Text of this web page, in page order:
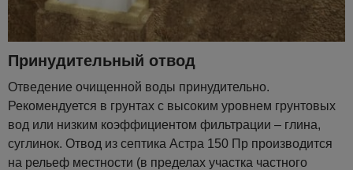
Принудительный отвод
Отведение очищенной воды принудительно.
Рекомендуется в грунтах с высоким уровнем грунтовых
вод или низким коэффициентом фильтрации – глина,
суглинок. Отвод из септика Астра 150 Пр производится
на рельеф местности (в пределах участка частного